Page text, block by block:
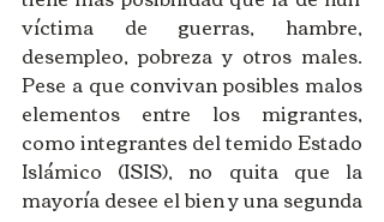
víctima de guerras, hambre,
desempleo, pobreza y otros males.
Pese a que convivan posibles malos
elementos entre los migrantes,
como integrantes del temido Estado
Islámico (ISIS), no quita que la
mayoría desee el bien y una segunda